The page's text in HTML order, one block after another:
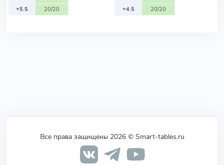
+5.5
20/20
+4.5
20/20
Все права защищены 2026 © Smart-tables.ru